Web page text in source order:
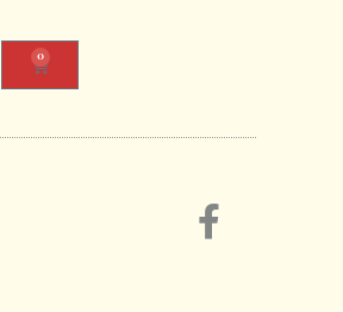
0